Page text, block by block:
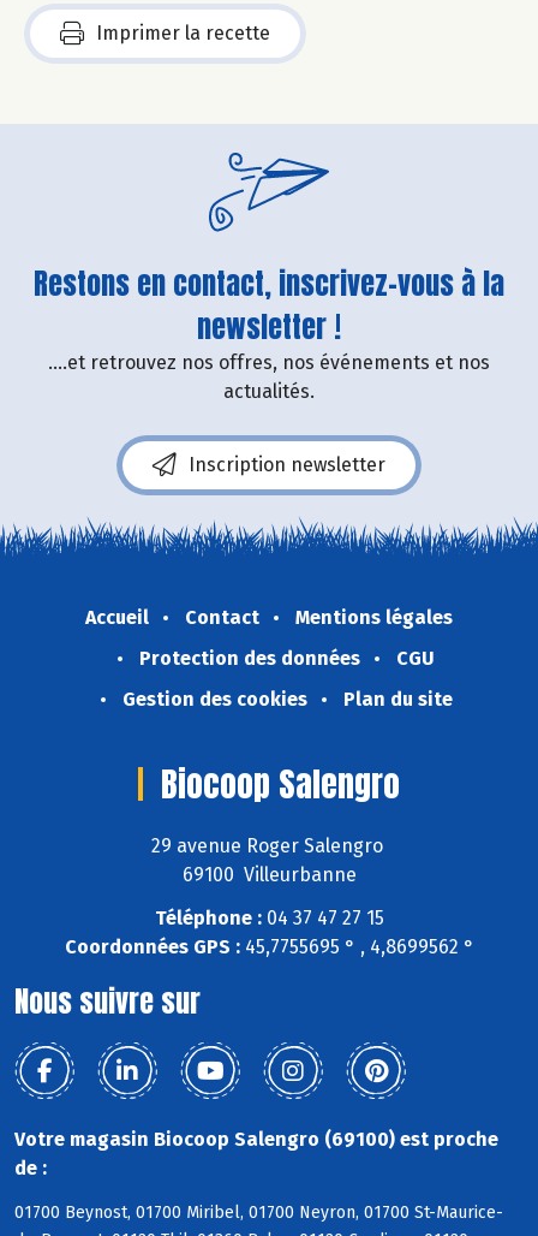
Imprimer la recette
Restons en contact, inscrivez-vous à la
newsletter !
....et retrouvez nos offres, nos événements et nos
actualités.
Inscription newsletter
Accueil Contact
Mentions légales
Protection des données
CGU
Gestion des cookies
Plan du site
Biocoop Salengro
29 avenue Roger Salengro
69100 Villeurbanne
Téléphone :04 37 47 27 15
Coordonnées GPS :45,7755695 ° , 4,8699562 °
Nous suivre sur
Votre magasin Biocoop Salengro (69100) est proche
de :
01700 Beynost, 01700 Miribel, 01700 Neyron, 01700 St-Maurice-